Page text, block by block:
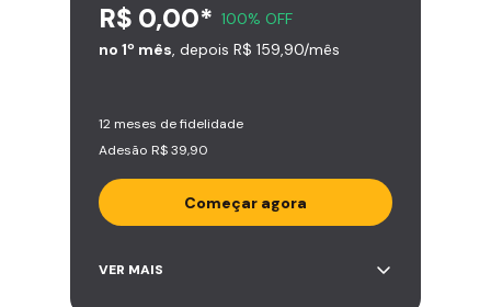
R$ 0,00* 100% OFF
no 1º mês, depois R$ 159,90/mês
12 meses de fidelidade
Adesão R$ 39,90
Começar agora
Acesso ilimitado a +2.000
VER MAIS